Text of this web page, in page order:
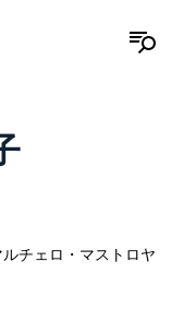
チェロ・マストロヤ